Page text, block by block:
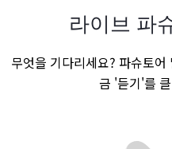
라이브 파
무엇을 기다리세요? 파슈토
금 '듣기'를